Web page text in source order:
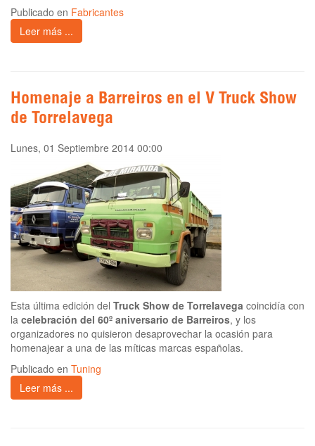
Publicado en Fabricantes
Leer más ...
Homenaje a Barreiros en el V Truck Show
de Torrelavega
Lunes, 01 Septiembre 2014 00:00
Esta última edición del Truck Show de Torrelavega coincidía con
la celebración del 60º aniversario de Barreiros, y los
organizadores no quisieron desaprovechar la ocasión para
homenajear a una de las míticas marcas españolas.
Publicado en Tuning
Leer más ...